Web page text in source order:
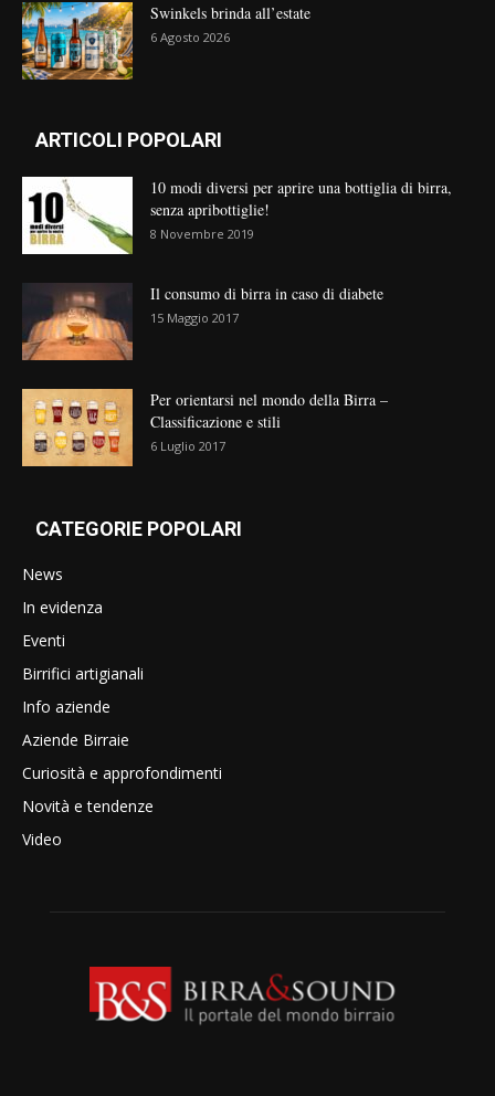
Swinkels brinda all’estate
6 Agosto 2026
ARTICOLI POPOLARI
10 modi diversi per aprire una bottiglia di birra,
senza apribottiglie!
8 Novembre 2019
Il consumo di birra in caso di diabete
15 Maggio 2017
Per orientarsi nel mondo della Birra –
Classificazione e stili
6 Luglio 2017
CATEGORIE POPOLARI
News
In evidenza
Eventi
Birrifici artigianali
Info aziende
Aziende Birraie
Curiosità e approfondimenti
Novità e tendenze
Video